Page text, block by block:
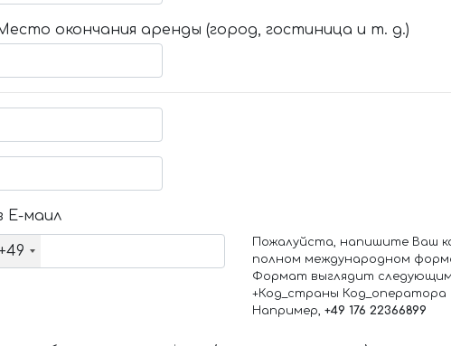
окончания аренды (город, гостиница и т. д.)
Е-маил
Пожалуйста, напишите Ваш
полном международном
Формат выглядит
+Код_страны Код_оператора
Например, +49 176 22366899